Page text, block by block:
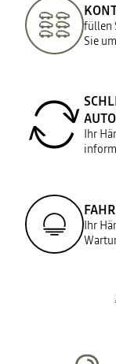
füllen
Sie
Ihr
Ihr